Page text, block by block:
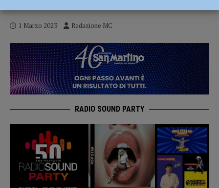
1 Marzo 2023 Redazione MC
RADIO SOUND PARTY